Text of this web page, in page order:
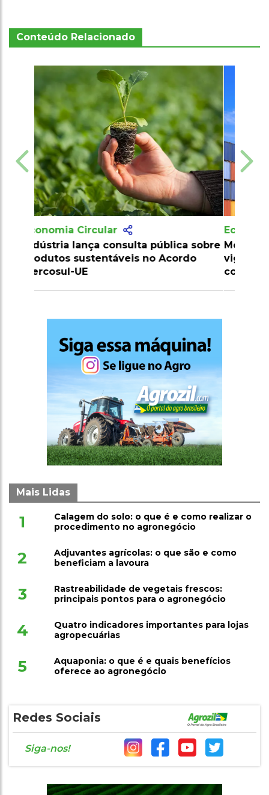
Conteúdo Relacionado
Economia Circular
Mercosul e Singapura entram em
vigor com novos manuais de
comércio e regras
Mais Lidas
1
Calagem do solo: o que é e como realizar o
procedimento no agronegócio
2
Adjuvantes agrícolas: o que são e como
beneficiam a lavoura
3
Rastreabilidade de vegetais frescos:
principais pontos para o agronegócio
4
Quatro indicadores importantes para lojas
agropecuárias
5
Aquaponia: o que é e quais benefícios
oferece ao agronegócio
Redes Sociais
Siga-nos!